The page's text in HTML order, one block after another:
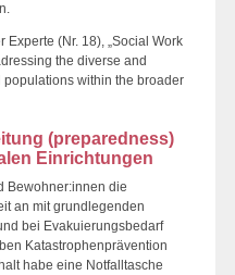
Experte (Nr. 18), „Social Work
the diverse and
within the broader
(preparedness)
Einrichtungen
Bewohner:innen die
an mit grundlegenden
bei Evakuierungsbedarf
Katastrophenprävention
habe eine Notfalltasche